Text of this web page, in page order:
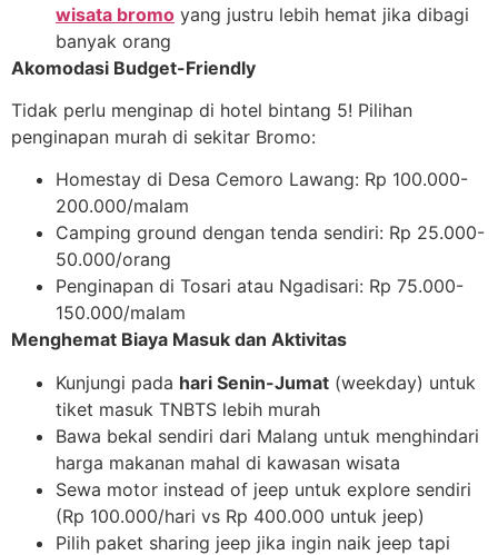
wisata bromo yang justru lebih hemat jika dibagi
banyak orang
Akomodasi Budget-Friendly
Tidak perlu menginap di hotel bintang 5! Pilihan
penginapan murah di sekitar Bromo:
Homestay di Desa Cemoro Lawang: Rp 100.000-
200.000/malam
Camping ground dengan tenda sendiri: Rp 25.000-
50.000/orang
Penginapan di Tosari atau Ngadisari: Rp 75.000-
150.000/malam
Menghemat Biaya Masuk dan Aktivitas
Kunjungi pada hari Senin-Jumat (weekday) untuk
tiket masuk TNBTS lebih murah
Bawa bekal sendiri dari Malang untuk menghindari
harga makanan mahal di kawasan wisata
Sewa motor instead of jeep untuk explore sendiri
(Rp 100.000/hari vs Rp 400.000 untuk jeep)
Pilih paket sharing jeep jika ingin naik jeep tapi